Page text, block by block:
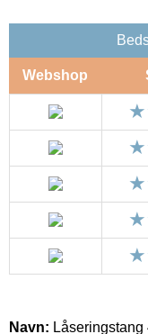
Webshop
Navn: Låseringstang